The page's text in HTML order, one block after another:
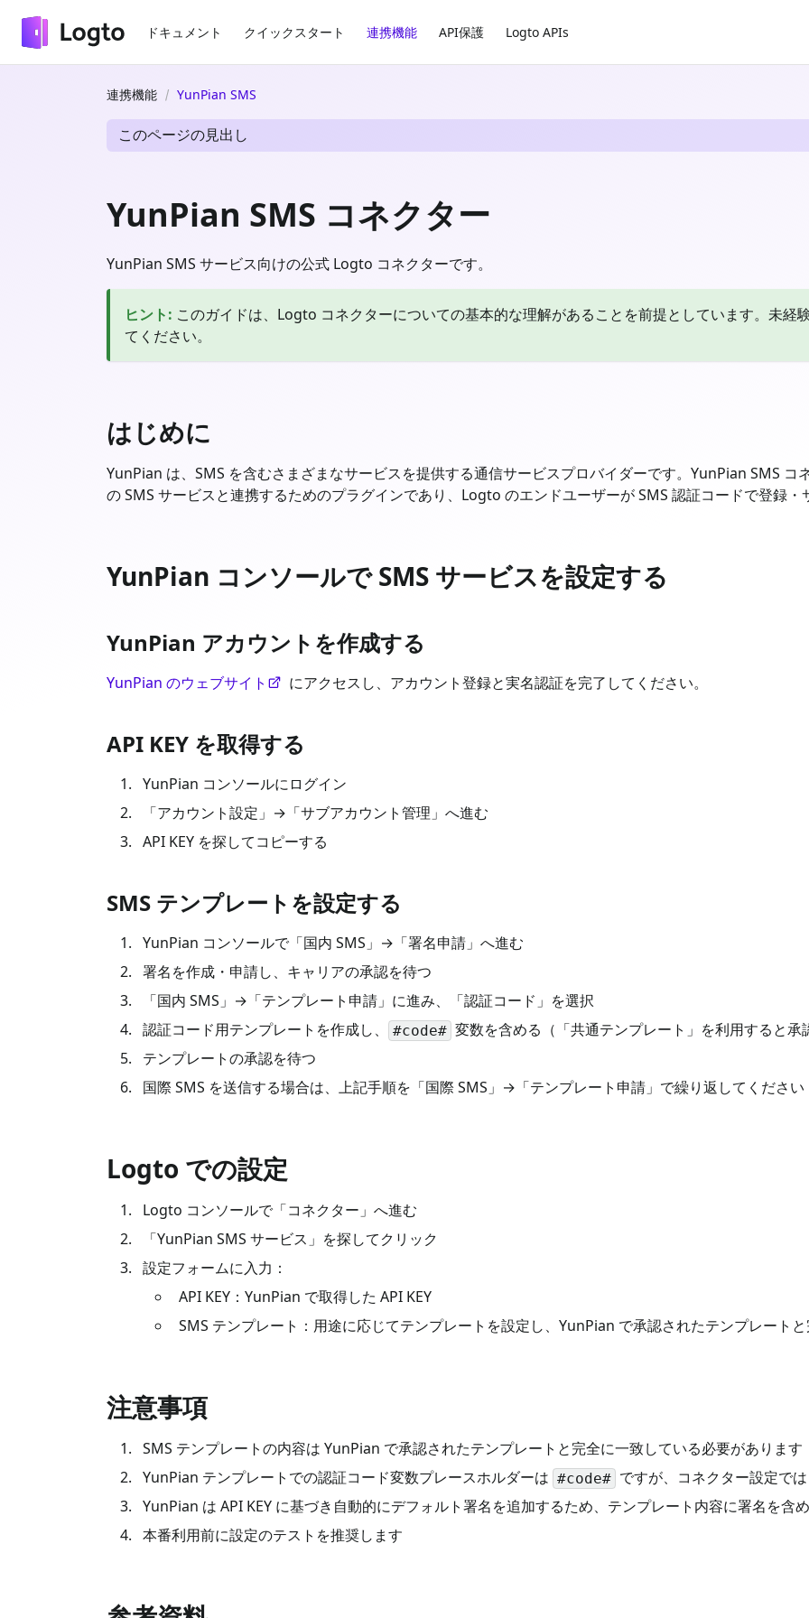
ドキュメント クイックスタート 連携機能 API保護 Logto APIs
連携機能 YunPian SMS
このページの見出し
YunPian SMS コネクター
YunPian SMS サービス向けの公式 Logto コネクターです。
ヒント: このガイドは、Logto コネクターについての基本的な理解があることを前提としています。未経験
てください。
はじめに
YunPian は、SMS を含むさまざまなサービスを提供する通信サービスプロバイダーです。YunPian SMS
の SMS サービスと連携するためのプラグインであり、Logto のエンドユーザーが SMS 認証コードで登録・
YunPian コンソールで SMS サービスを設定する
YunPian アカウントを作成する
YunPian のウェブサイト にアクセスし、アカウント登録と実名認証を完了してください。
API KEY を取得する
YunPian コンソールにログイン
「アカウント設定」→「サブアカウント管理」へ進む
API KEY を探してコピーする
SMS テンプレートを設定する
YunPian コンソールで「国内 SMS」→「署名申請」へ進む
署名を作成・申請し、キャリアの承認を待つ
「国内 SMS」→「テンプレート申請」に進み、「認証コード」を選択
認証コード用テンプレートを作成し、
#code# 変数を含める（「共通テンプレート」を利用すると承
テンプレートの承認を待つ
国際 SMS を送信する場合は、上記手順を「国際 SMS」→「テンプレート申請」で繰り返してください
Logto での設定
Logto コンソールで「コネクター」へ進む
「YunPian SMS サービス」を探してクリック
設定フォームに入力：
API KEY：YunPian で取得した API KEY
SMS テンプレート：用途に応じてテンプレートを設定し、YunPian で承認されたテンプレート
注意事項
SMS テンプレートの内容は YunPian で承認されたテンプレートと完全に一致している必要があります
YunPian テンプレートでの認証コード変数プレースホルダーは #code# ですが、コネクター設定では
YunPian は API KEY に基づき自動的にデフォルト署名を追加するため、テンプレート内容に署名を含
本番利用前に設定のテストを推奨します